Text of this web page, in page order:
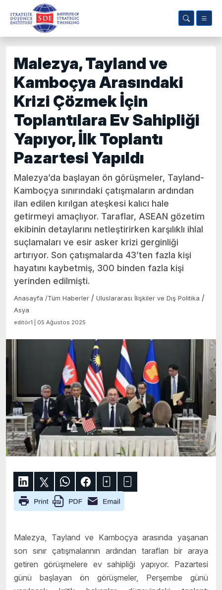
Malezya, Tayland ve
Kamboçya Arasındaki
Krizi Çözmek İçin
Toplantılara Ev Sahipliği
Yapıyor, İlk Toplantı
Pazartesi Yapıldı
Malezya’da başlayan ön görüşmeler, Tayland-
Kamboçya sınırındaki çatışmaların ardından
ilan edilen kırılgan ateşkesi kalıcı hale
getirmeyi amaçlıyor. Taraflar, ASEAN gözetim
ekibinin detaylarını netleştirirken karşılıklı ihlal
suçlamaları ve esir asker krizi gerginliği
artırıyor. Son çatışmalarda 43’ten fazla kişi
hayatını kaybetmiş, 300 binden fazla kişi
yerinden edilmişti.
Anasayfa /Tüm Haberler / Uluslararası İlişkiler ve Dış Politika /
Asya
editör1 | 05 Ağustos 2025
Malezya, Tayland ve Kamboçya arasında yaşanan
son sınır çatışmalarının ardından tarafları bir araya
getiren görüşmelere ev sahipliği yapıyor. Pazartesi
günü başlayan ön görüşmeler, Perşembe günü